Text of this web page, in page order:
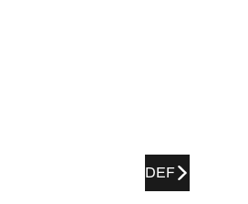
DEF